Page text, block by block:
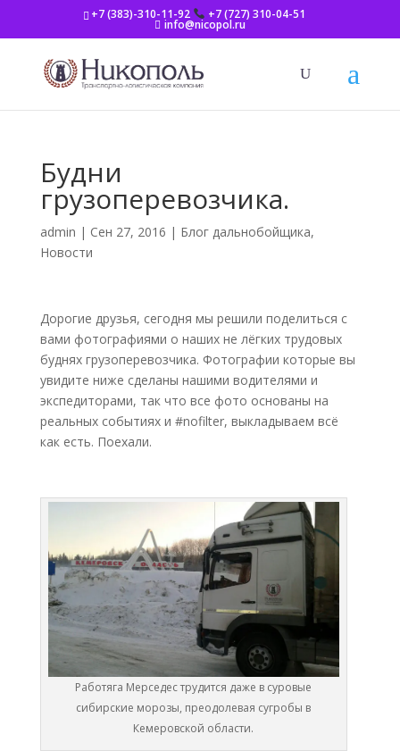
+7 (383)-310-11-92 +7 (727) 310-04-51
info@nicopol.ru
Будни
грузоперевозчика.
admin | Сен 27, 2016 | Блог дальнобойщика,
Новости
Дорогие друзья, сегодня мы решили поделиться с
вами фотографиями о наших не лёгких трудовых
буднях грузоперевозчика. Фотографии которые вы
увидите ниже сделаны нашими водителями и
экспедиторами, так что все фото основаны на
реальных событиях и #nofilter, выкладываем всё
как есть. Поехали.
Работяга Мерседес трудится даже в суровые
сибирские морозы, преодолевая сугробы в
Кемеровской области.